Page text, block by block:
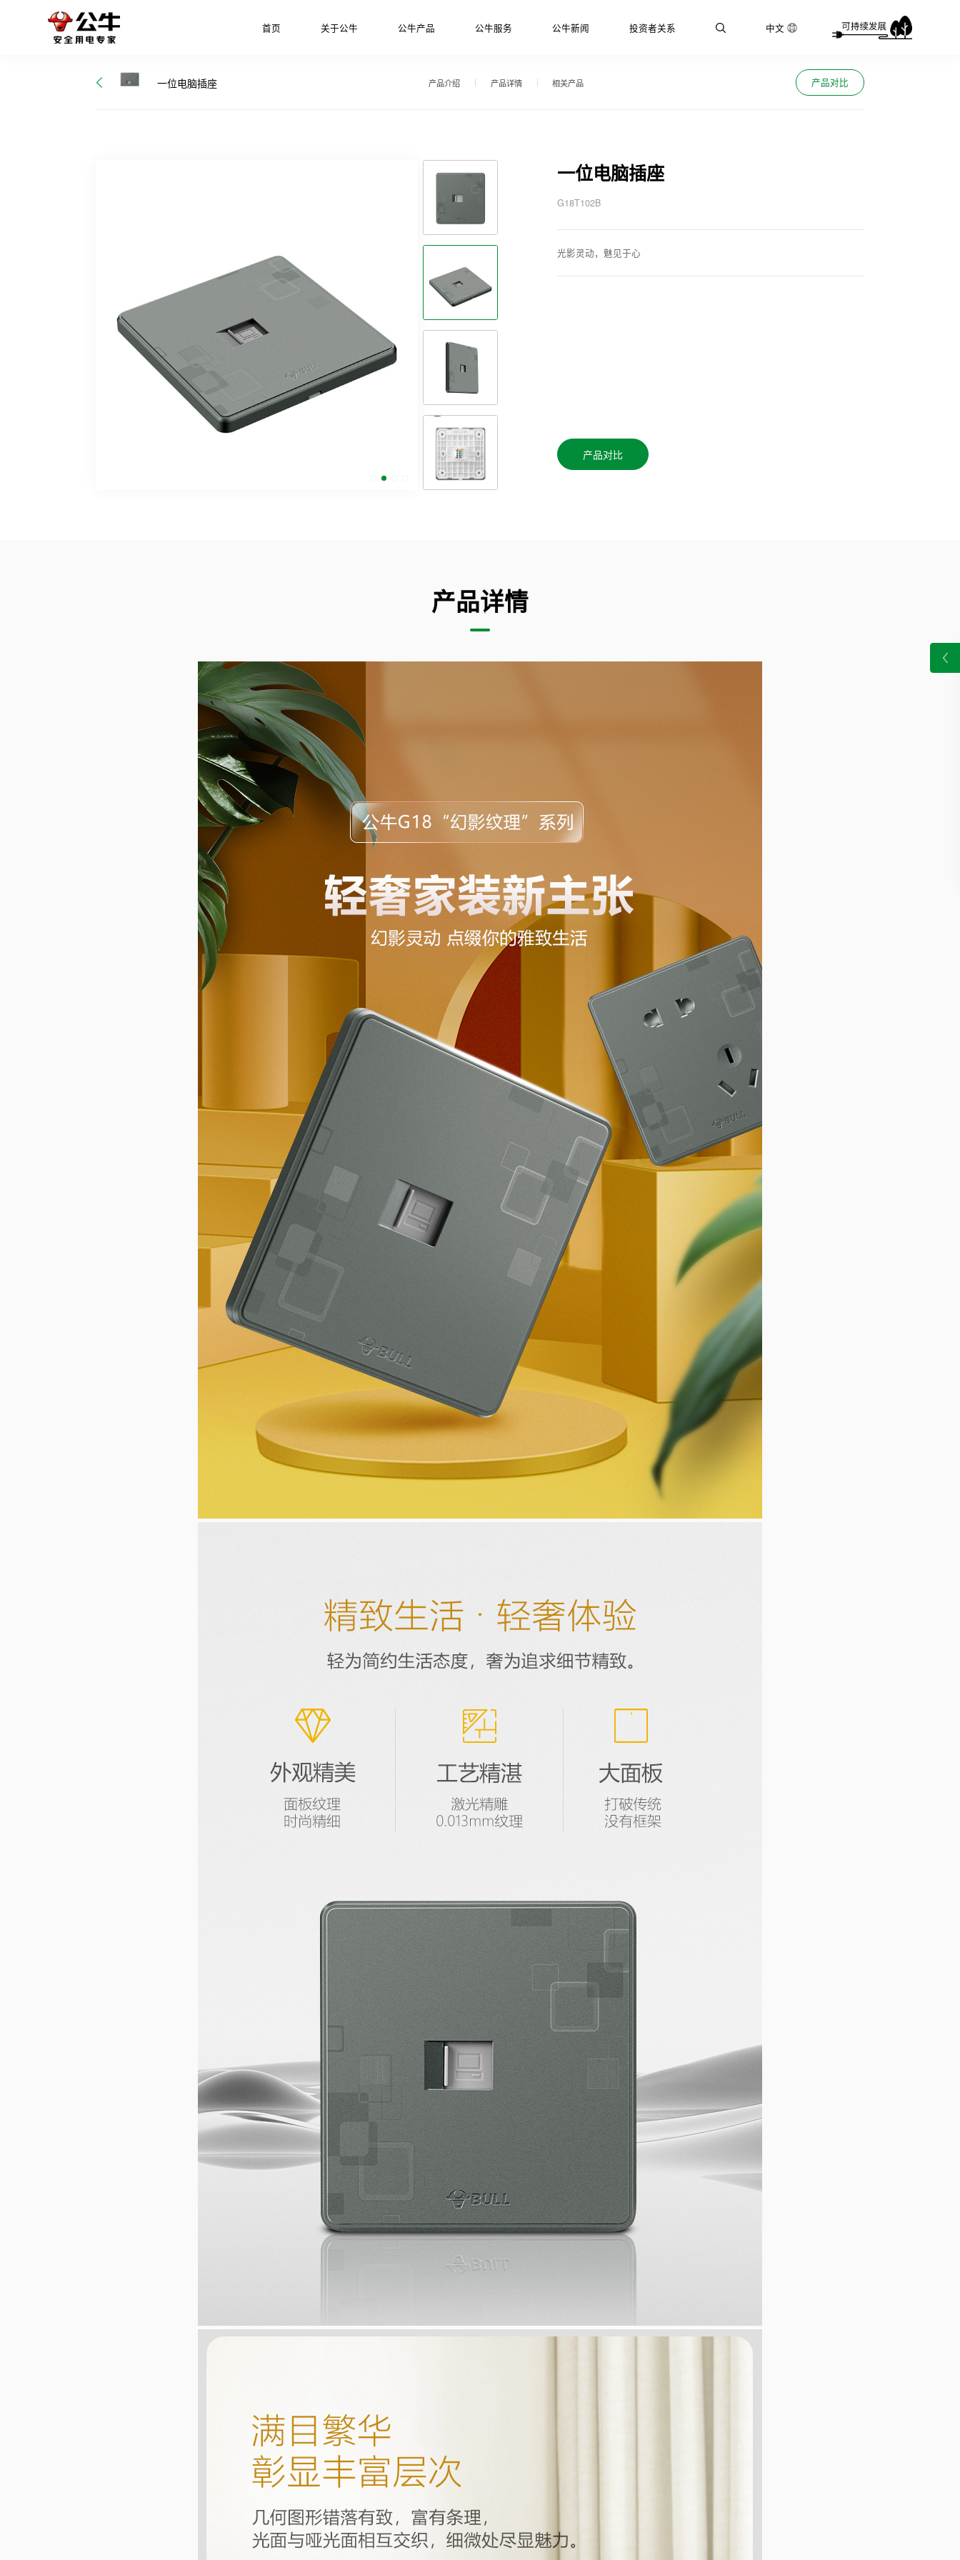
首页 关于公牛 公牛产品 公牛服务 公牛新闻 投资者关系 中文
一位电脑插座 产品介绍 产品详情 相关产品 产品对比
一位电脑插座
G18T102B
光影灵动，魅见于心
产品对比
产品详情